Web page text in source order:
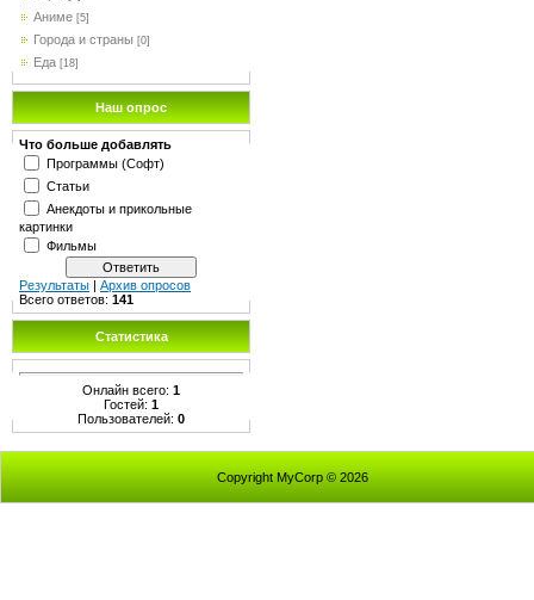
Аниме [5]
Города и страны [0]
Еда [18]
Наш опрос
Что больше добавлять
Программы (Софт)
Статьи
Анекдоты и прикольные
картинки
Фильмы
Результаты | Архив опросов
Всего ответов: 141
Статистика
Онлайн всего: 1
Гостей: 1
Пользователей: 0
Copyright MyCorp © 2026